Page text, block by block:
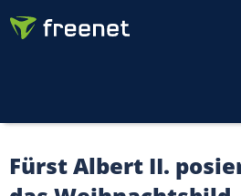
Fürst Albert II.